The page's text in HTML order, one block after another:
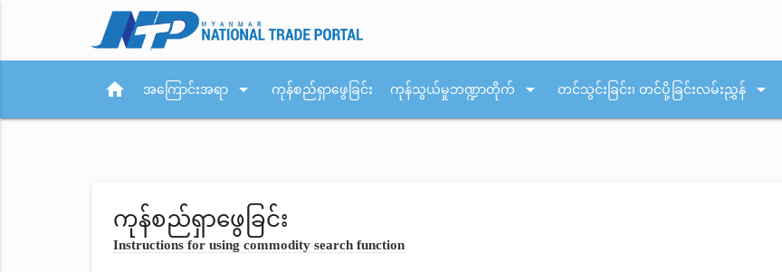
home အကြောင်းအရာ arrow_drop_down ကုန်စည်ရှာဖွေခြင်း ကုန်သွယ်မှုဘဏ္ဍာတိုက် arrow_drop_down တင်သွင်းခြင်း၊ တင်ပို့ခြင်းလမ်းညွှန် arrow_drop_down
ကုန်စည်ရှာဖွေခြင်း
Instructions for using commodity search function